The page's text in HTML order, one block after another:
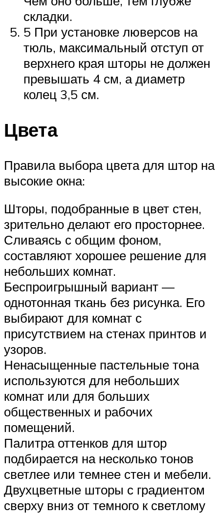
складки.
5 При установке люверсов на
тюль, максимальный отступ от
верхнего края шторы не должен
превышать 4 см, а диаметр
колец 3,5 см.
Цвета
Правила выбора цвета для штор на
высокие окна:
Шторы, подобранные в цвет стен,
зрительно делают его просторнее.
Сливаясь с общим фоном,
составляют хорошее решение для
небольших комнат.
Беспроигрышный вариант —
однотонная ткань без рисунка. Его
выбирают для комнат с
присутствием на стенах принтов и
узоров.
Ненасыщенные пастельные тона
используются для небольших
комнат или для больших
общественных и рабочих
помещений.
Палитра оттенков для штор
подбирается на несколько тонов
светлее или темнее стен и мебели.
Двухцветные шторы с градиентом
сверху вниз от темного к светлому